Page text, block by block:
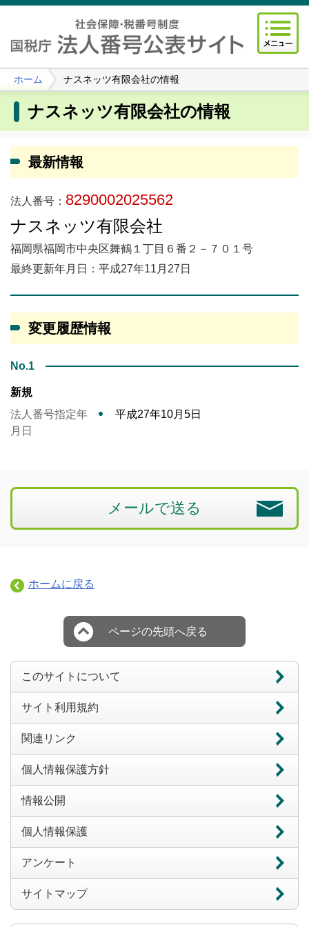
ホーム ナスネッツ有限会社の情報
ナスネッツ有限会社の情報
最新情報
法人番号： 8290002025562
ナスネッツ有限会社
福岡県福岡市中央区舞鶴１丁目６番２－７０１号
最終更新年月日：平成27年11月27日
変更履歴情報
No.1
新規
法人番号指定年
月日
平成27年10月5日
メールで送る
ホームに戻る
ページの先頭へ戻る
このサイトについて
サイト利用規約
関連リンク
個人情報保護方針
情報公開
個人情報保護
アンケート
サイトマップ